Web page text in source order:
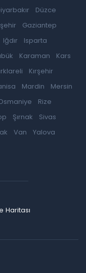
Düzce
Gaziantep
Iğdır
Isparta
Karaman
Kars
Kırşehir
Mardin
Mersin
Rize
Şırnak
Sivas
Van
Yalova
Haritası